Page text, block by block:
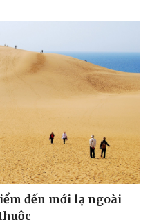
Nghệ sĩ
Thời trang
Sao Việt
đối tác của
danh sách publisher trong